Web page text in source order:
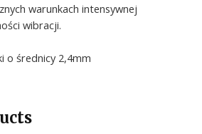
warunkach intensywnej
wibracji.
o średnicy 2,4mm